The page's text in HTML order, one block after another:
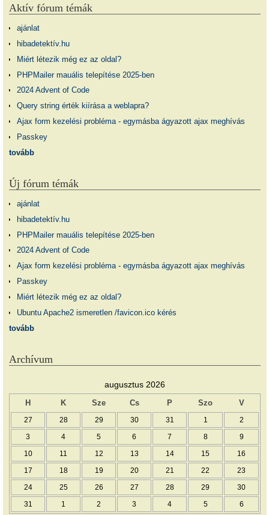
Aktív fórum témák
ajánlat
hibadetektív.hu
Miért létezik még ez az oldal?
PHPMailer mauális telepítése 2025-ben
2024 Advent of Code
Query string érték kiírása a weblapra?
Ajax form kezelési probléma - egymásba ágyazott ajax meghívás
Passkey
tovább
Új fórum témák
ajánlat
hibadetektív.hu
PHPMailer mauális telepítése 2025-ben
2024 Advent of Code
Ajax form kezelési probléma - egymásba ágyazott ajax meghívás
Passkey
Miért létezik még ez az oldal?
Ubuntu Apache2 ismeretlen /favicon.ico kérés
tovább
Archívum
augusztus 2026
H K Sze Cs P Szo V
27 28 29 30 31 1 2
3 4 5 6 7 8 9
10 11 12 13 14 15 16
17 18 19 20 21 22 23
24 25 26 27 28 29 30
31 1 2 3 4 5 6